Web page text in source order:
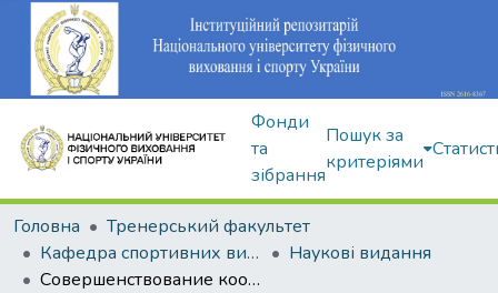
Фонди
та
зібрання
Пошук за
критеріями
Головна
Тренерський факультет
Кафедра спортивних видів гімнастики
Наукові видання
Совершенствование координации движений с использованием прыжковых упражнений на батуте